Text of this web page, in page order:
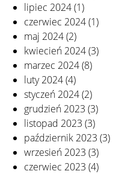
lipiec 2024(1)
czerwiec 2024(1)
maj 2024(2)
kwiecień 2024(3)
marzec 2024(8)
luty 2024(4)
styczeń 2024(2)
grudzień 2023 (3)
listopad 2023 (3)
październik 2023 (3)
wrzesień 2023 (3)
czerwiec 2023 (4)